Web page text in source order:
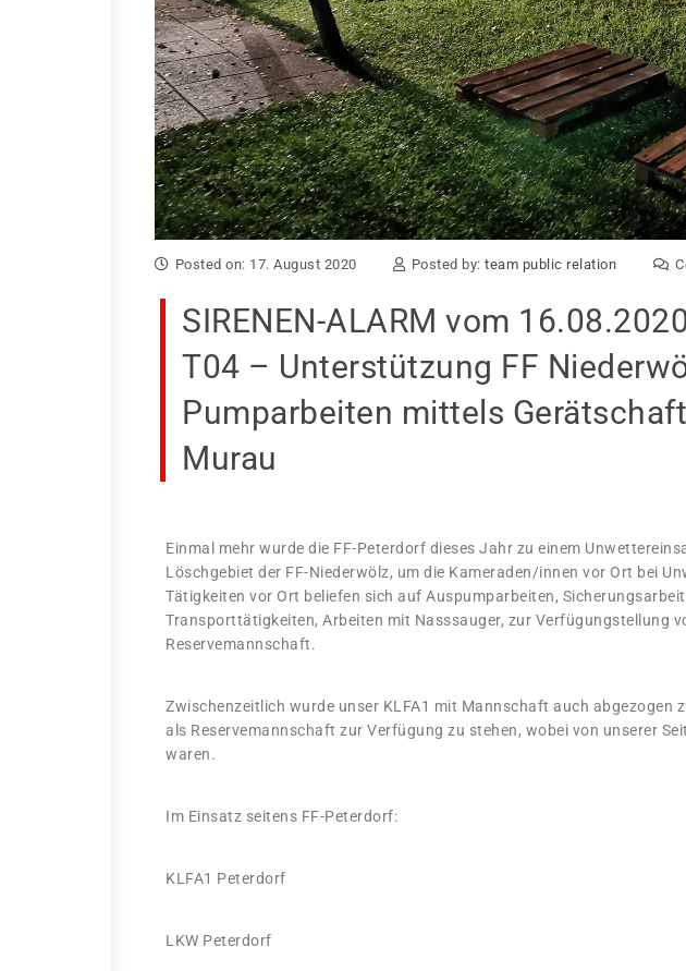
Posted on: 17. August 2020 Posted by: team public relation
SIRENEN-ALARM vom
T04 – Unterstützung FF
Pumparbeiten mittels
Murau
Einmal mehr wurde die FF-Peterdorf dieses Jahr zu einem
Löschgebiet der FF-Niederwölz, um die Kameraden/innen vor Ort bei
Tätigkeiten vor Ort beliefen sich auf Auspumparbeiten,
Transporttätigkeiten, Arbeiten mit Nasssauger, zur Verfügungstellung
Reservemannschaft.
Zwischenzeitlich wurde unser KLFA1 mit Mannschaft auch abgezogen
als Reservemannschaft zur Verfügung zu stehen, wobei von unserer
waren.
Im Einsatz seitens FF-Peterdorf:
KLFA1 Peterdorf
LKW Peterdorf